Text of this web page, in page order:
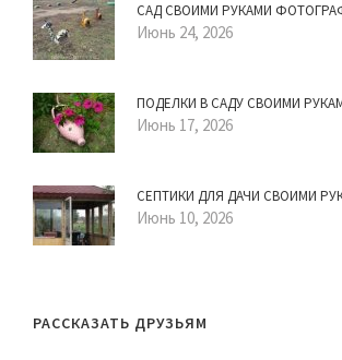
САД СВОИМИ РУКАМИ
Июнь 24, 2026
ПОДЕЛКИ В САДУ СВОИМИ
Июнь 17, 2026
СЕПТИКИ ДЛЯ ДАЧИ СВОИМИ
Июнь 10, 2026
РАССКАЗАТЬ ДРУЗЬЯМ